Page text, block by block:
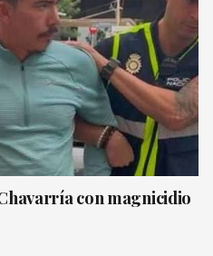
con magnicidio